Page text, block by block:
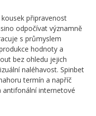
připravenost
odpočívat významně
s průmyslem
hodnoty a
bez ohledu jejich
naléhavost. Spinbet
termín a napříč
antifonální internetové